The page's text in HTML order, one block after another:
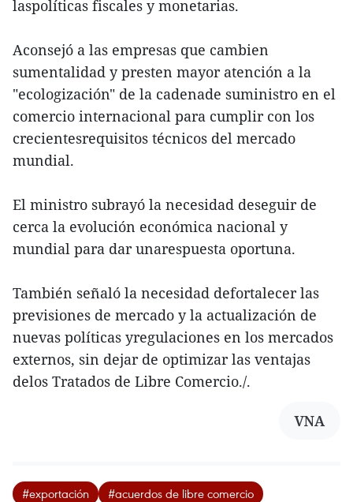
laspolíticas fiscales y monetarias.
Aconsejó a las empresas que cambien
sumentalidad y presten mayor atención a la
"ecologización" de la cadenade suministro en el
comercio internacional para cumplir con los
crecientesrequisitos técnicos del mercado
mundial.
El ministro subrayó la necesidad deseguir de
cerca la evolución económica nacional y
mundial para dar unarespuesta oportuna.
También señaló la necesidad defortalecer las
previsiones de mercado y la actualización de
nuevas políticas yregulaciones en los mercados
externos, sin dejar de optimizar las ventajas
delos Tratados de Libre Comercio./.
VNA
#exportación #acuerdos de libre comercio